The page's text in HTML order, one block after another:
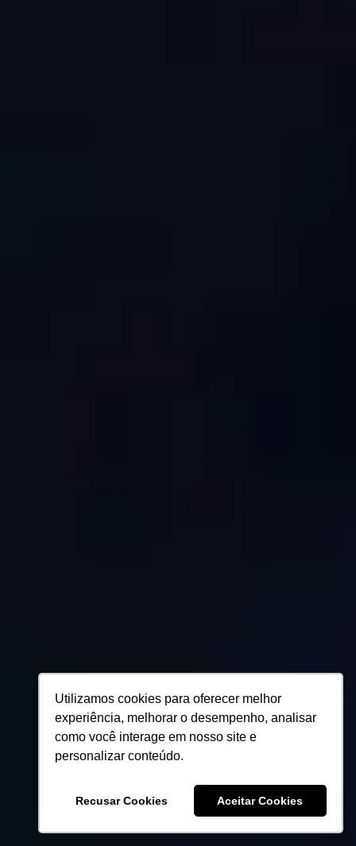
Utilizamos cookies para oferecer melhor
experiência, melhorar o desempenho, analisar
como você interage em nosso site e
personalizar conteúdo.
Recusar Cookies Aceitar Cookies